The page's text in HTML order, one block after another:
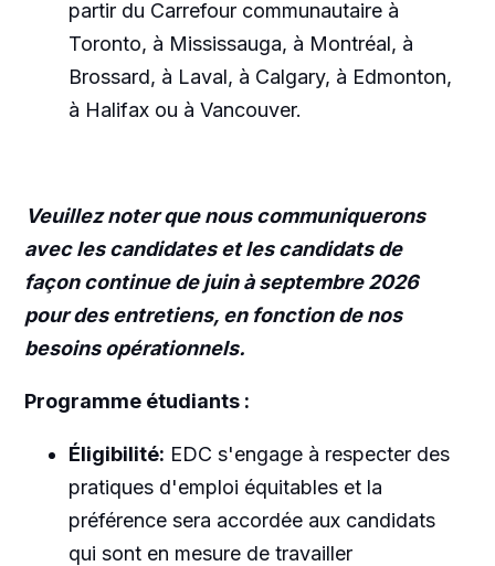
partir du Carrefour communautaire à
Toronto, à Mississauga, à Montréal, à
Brossard, à Laval, à Calgary, à Edmonton,
à Halifax ou à Vancouver.
Veuillez noter que nous communiquerons
avec les candidates et les candidats de
façon continue de juin à septembre 2026
pour des entretiens, en fonction de nos
besoins opérationnels.
Programme étudiants:
Éligibilité: EDC s'engage à respecter des
pratiques d'emploi équitables et la
préférence sera accordée aux candidats
qui sont en mesure de travailler